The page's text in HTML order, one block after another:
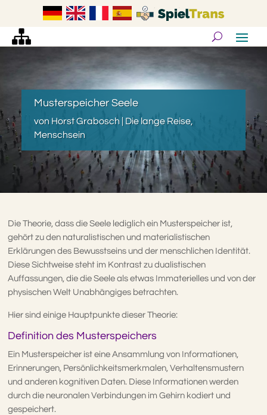
Musterspeicher Seele
von Horst Grabosch| Die lange Reise,
Menschsein
Die Theorie, dass die Seele lediglich ein Musterspeicher ist,
gehört zu den naturalistischen und materialistischen
Erklärungen des Bewusstseins und der menschlichen Identität.
Diese Sichtweise steht im Kontrast zu dualistischen
Auffassungen, die die Seele als etwas Immaterielles und von der
physischen Welt Unabhängiges betrachten.
Hier sind einige Hauptpunkte dieser Theorie:
Definition des Musterspeichers
Ein Musterspeicher ist eine Ansammlung von Informationen,
Erinnerungen, Persönlichkeitsmerkmalen, Verhaltensmustern
und anderen kognitiven Daten. Diese Informationen werden
durch die neuronalen Verbindungen im Gehirn kodiert und
gespeichert.